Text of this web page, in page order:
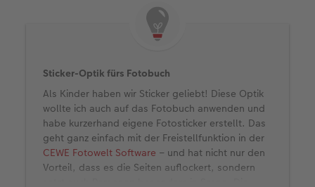
Sticker-Optik fürs Fotobuch
Als Kinder haben wir Sticker geliebt! Diese Optik
wollte ich auch auf das Fotobuch anwenden und
habe kurzerhand eigene Fotosticker erstellt. Das
geht ganz einfach mit der Freistellfunktion in der
CEWE Fotowelt Software – und hat nicht nur den
Vorteil, dass es die Seiten auflockert, sondern